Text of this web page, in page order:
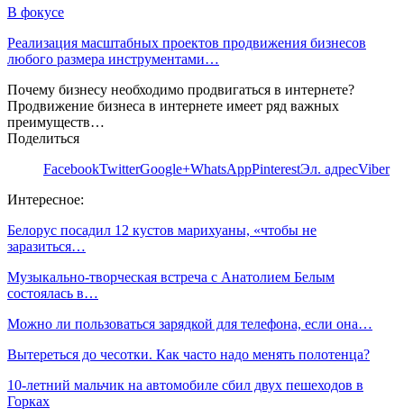
В фокусе
Реализация масштабных проектов продвижения бизнесов
любого размера инструментами…
Почему бизнесу необходимо продвигаться в интернете?
Продвижение бизнеса в интернете имеет ряд важных
преимуществ…
Поделиться
FacebookTwitterGoogle+WhatsAppPinterestЭл. адресViber
Интересное:
Белорус посадил 12 кустов марихуаны, «чтобы не
заразиться…
Музыкально-творческая встреча с Анатолием Белым
состоялась в…
Можно ли пользоваться зарядкой для телефона, если она…
Вытереться до чесотки. Как часто надо менять полотенца?
10-летний мальчик на автомобиле сбил двух пешеходов в
Горках